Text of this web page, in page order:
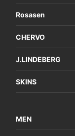
Rosasen
CHERVO
J.LINDEBERG
SKINS
MEN